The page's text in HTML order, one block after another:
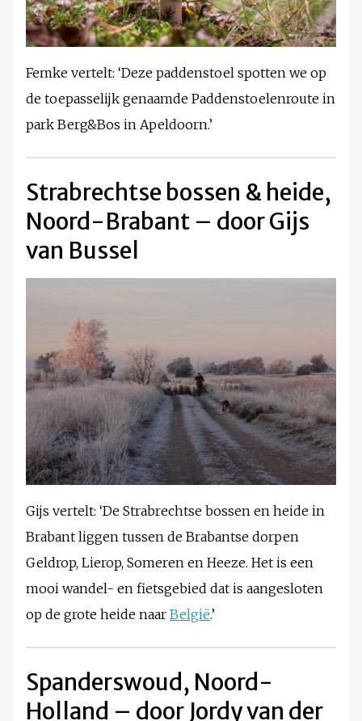
Femke vertelt: ‘Deze paddenstoel spotten we op
de toepasselijk genaamde Paddenstoelenroute in
park Berg&Bos in Apeldoorn.’
Strabrechtse bossen & heide,
Noord-Brabant – door Gijs
van Bussel
Gijs vertelt: ‘De Strabrechtse bossen en heide in
Brabant liggen tussen de Brabantse dorpen
Geldrop, Lierop, Someren en Heeze. Het is een
mooi wandel- en fietsgebied dat is aangesloten
op de grote heide naar België.’
Spanderswoud, Noord-
Holland – door Jordy van der